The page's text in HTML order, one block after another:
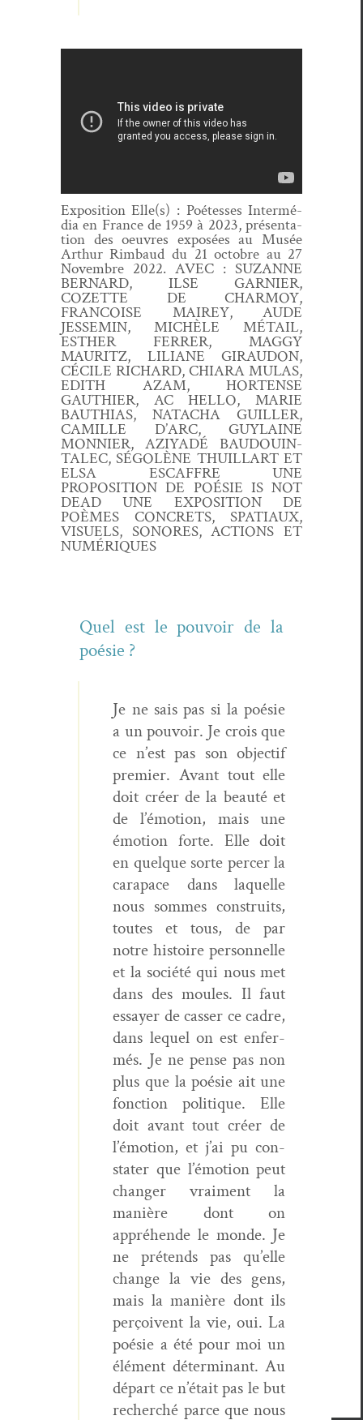
Expo­si­tion Elle(s) : Poét­esses Inter­mé­
dia en France de 1959 à 2023, présen­ta­
tion des oeu­vres exposées au Musée
Arthur Rim­baud du 21 octo­bre au 27
Novem­bre 2022. AVEC : SUZANNE
BERNARD, ILSE GARNIER,
COZETTE DE CHARMOY,
FRANCOISE MAIREY, AUDE
JESSEMIN, MICHÈLE MÉTAIL,
ESTHER FERRER, MAGGY
MAURITZ, LILIANE GIRAUDON,
CÉCILE RICHARD, CHIARA MULAS,
EDITH AZAM, HORTENSE
GAUTHIER, AC HELLO, MARIE
BAUTHIAS, NATACHA GUILLER,
CAMILLE D’ARC, GUYLAINE
MONNIER, AZIYADÉ BAUDOUIN-
TALEC, SÉGOLÈNE THUILLART ET
ELSA ESCAFFRE UNE
PROPOSITION DE POÉSIE IS NOT
DEAD UNE EXPOSITION DE
POÈMES CONCRETS, SPATIAUX,
VISUELS, SONORES, ACTIONS ET
NUMÉRIQUES
Quel est le pou­voir de la
poésie ?
Je ne sais pas si la poésie
a un pou­voir. Je crois que
ce n’est pas son objec­tif
pre­mier. Avant tout elle
doit créer de la beauté et
de l’é­mo­tion, mais une
émo­tion forte. Elle doit
en quelque sorte percer la
cara­pace dans laque­lle
nous sommes con­stru­its,
toutes et tous, de par
notre his­toire per­son­nelle
et la société qui nous met
dans des moules. Il faut
essay­er de cass­er ce cadre,
dans lequel on est enfer­
més. Je ne pense pas non
plus que la poésie ait une
fonc­tion poli­tique. Elle
doit avant tout créer de
l’é­mo­tion, et j’ai pu con­
stater que l’émotion peut
chang­er vrai­ment la
manière dont on
appréhende le monde. Je
ne pré­tends pas qu’elle
change la vie des gens,
mais la manière dont ils
perçoivent la vie, oui. La
poésie a été pour moi un
élé­ment déter­mi­nant. Au
départ ce n’était pas le but
recher­ché parce que nous